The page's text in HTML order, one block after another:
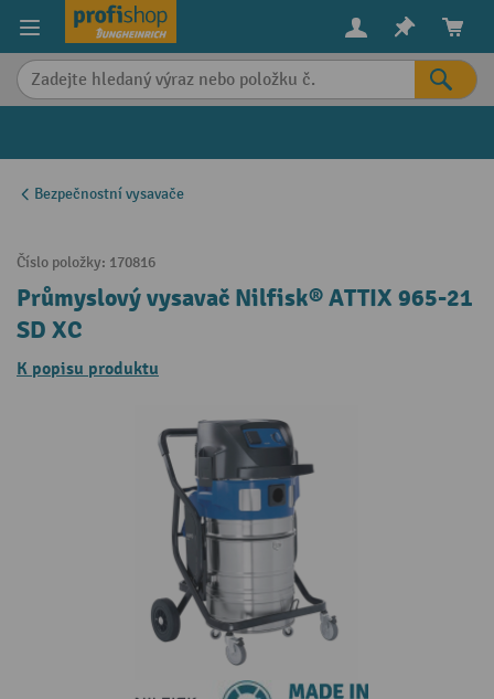
content
Bezpečnostní vysavače
Číslo položky: 170816
Průmyslový vysavač Nilfisk® ATTIX 965-21
SD XC
K popisu produktu